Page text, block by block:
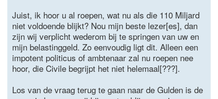
Juist, ik hoor u al roepen, wat nu als die 110 Miljard
niet voldoende blijkt? Nou mijn beste lezer[es], dan
zijn wij verplicht wederom bij te springen van uw en
mijn belastinggeld. Zo eenvoudig ligt dit. Alleen een
impotent politicus of ambtenaar zal nu roepen nee
hoor, die Civile begrijpt het niet helemaal[???].
Los van de vraag terug te gaan naar de Gulden is de